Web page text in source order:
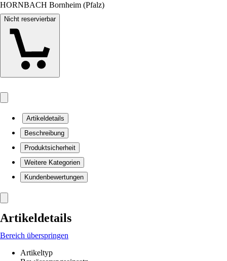
HORNBACH Bornheim (Pfalz)
Nicht reservierbar
Artikeldetails
Beschreibung
Produktsicherheit
Weitere Kategorien
Kundenbewertungen
Artikeldetails
Bereich überspringen
Artikeltyp